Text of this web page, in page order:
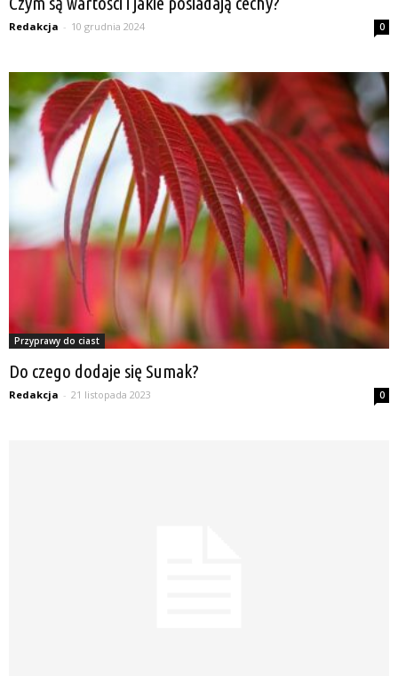
Redakcja - 10 grudnia 2024 0
Przyprawy do ciast
Do czego dodaje się Sumak?
Redakcja - 21 listopada 2023 0